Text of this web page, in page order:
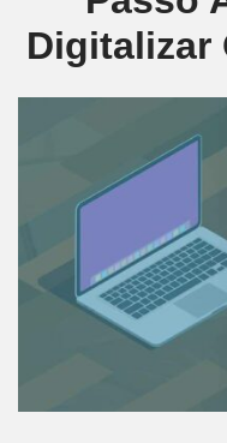
Digitalizar